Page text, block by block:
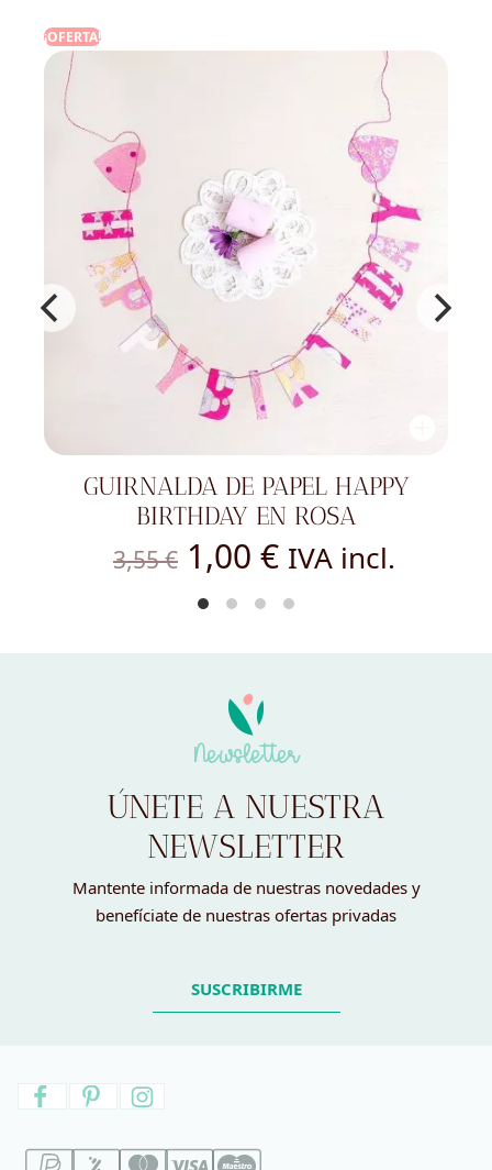
GUIRNALDA DE PAPEL HAPPY
BIRTHDAY EN ROSA
€ El
precio
original
era:
3,55 €.
1,00€El
precio
actual
es:
1,00 €.
IVA incl.
Newsletter
ÚNETE A NUESTRA
NEWSLETTER
Mantente informada de nuestras novedades y
benefíciate de nuestras ofertas privadas
SUSCRIBIRME